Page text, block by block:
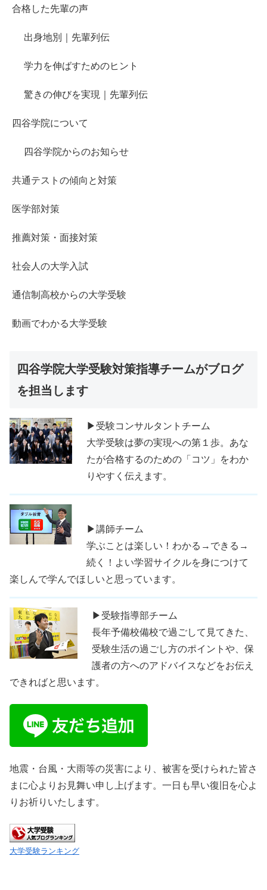
合格した先輩の声
出身地別｜先輩列伝
学力を伸ばすためのヒント
驚きの伸びを実現｜先輩列伝
四谷学院について
四谷学院からのお知らせ
共通テストの傾向と対策
医学部対策
推薦対策・面接対策
社会人の大学入試
通信制高校からの大学受験
動画でわかる大学受験
四谷学院大学受験対策指導チームがブログ
を担当します
▶受験コンサルタントチーム
大学受験は夢の実現への第１歩。あな
たが合格するのための「コツ」をわか
りやすく伝えます。
▶講師チーム
学ぶことは楽しい！わかる→できる→
続く！よい学習サイクルを身につけて
楽しんで学んでほしいと思っています。
▶受験指導部チーム
長年予備校備校で過ごして見てきた、
受験生活の過ごし方のポイントや、保
護者の方へのアドバイスなどをお伝え
できればと思います。
地震・台風・大雨等の災害により、被害を受けられた皆さ
まに心よりお見舞い申し上げます。一日も早い復旧を心よ
りお祈りいたします。
大学受験ランキング